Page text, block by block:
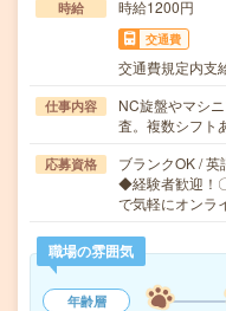
時給 時給1200円
交通費
交通費規定内支
仕事内容
NC旋盤やマシ
査。複数シフト
応募資格
ブランクOK / 英
◆経験者歓迎！
で気軽にオン
職場の雰囲気
年齢層